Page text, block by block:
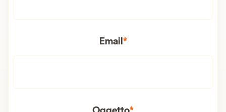
Email*
Oggetto*